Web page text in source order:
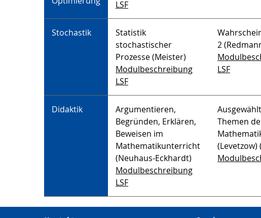
LSF
Stochastik
Statistik
stochastischer
Prozesse (Meister)
Modulbeschreibung
LSF
2
LSF
Didaktik
Argumentieren,
Begründen, Erklären,
Beweisen im
Mathematikunterricht
(Neuhaus-Eckhardt)
Modulbeschreibung
LSF
Themen
(Levetzow)